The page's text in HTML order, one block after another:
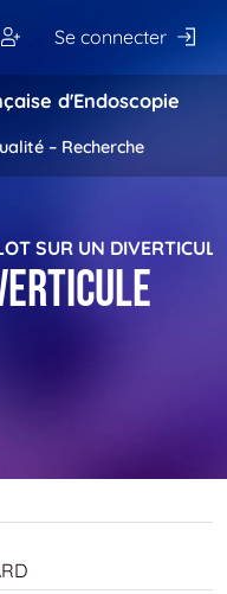
Se connecter
d'Endoscopie
– Recherche
SUR UN